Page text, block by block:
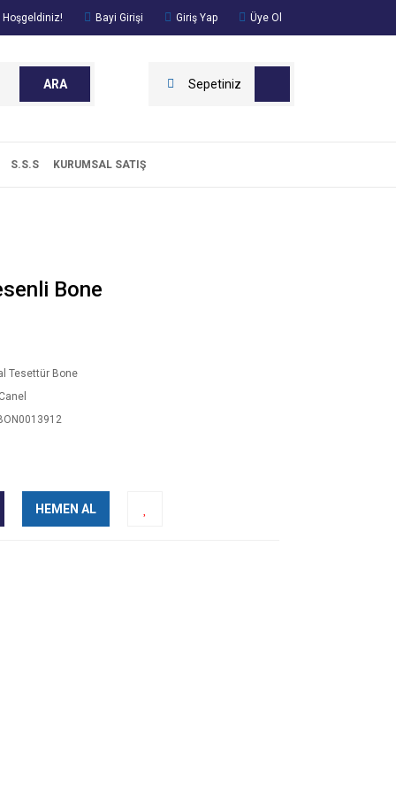
Hoşgeldiniz! Bayi Girişi Giriş Yap Üye Ol
ARA Sepetiniz
S.S.S KURUMSAL SATIŞ
Bone
Tesettür Bone
HEMEN AL